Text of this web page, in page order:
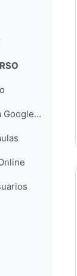
Tema 1. Introducción a Google Classroom